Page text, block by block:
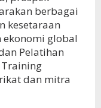
berbagai
kesetaraan
global
Pelatihan
dan mitra